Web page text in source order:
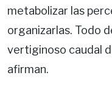
metabolizar las
organizarlas. Todo
vertiginoso caudal
afirman.